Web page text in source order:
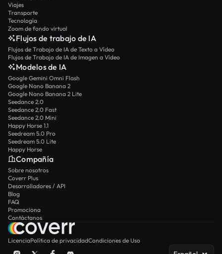
Viajes
Transporte
Tecnología
Zoom de fondo virtual
Flujos de trabajo de IA
Flujos de Trabajo de IA de Texto a Vídeo
Flujos de Trabajo de IA de Imagen a Vídeo
Modelos de IA
Google Gemini Omni Flash
Google Nano Banana 2
Google Nano Banana 2 Lite
Seedance 2.0
Seedance 2.0 Fast
Seedance 2.0 Mini
Happy Horse 1.1
Seedream 5.0 Pro
Seedream 5.0 Lite
Happy Horse
Compañía
Sobre nosotros
Coverr Plus
Desarrolladores / API
Blog
FAQ
Promociona
Contáctanos
LicenciaPolítica de privacidadCondiciones de Uso